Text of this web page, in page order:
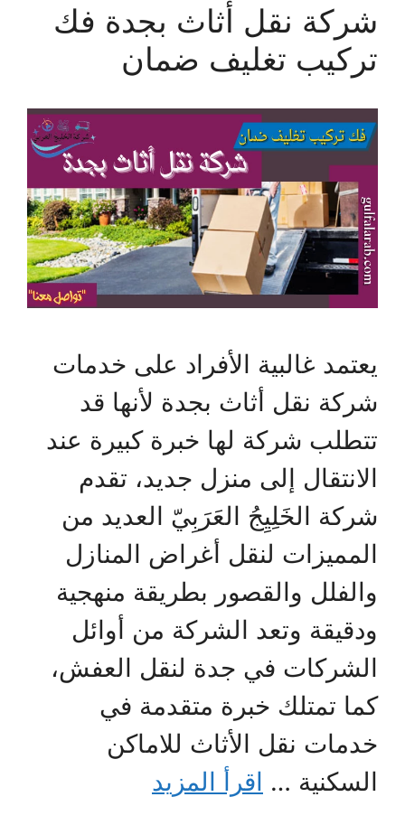
شركة نقل أثاث بجدة فك
تركيب تغليف ضمان
يعتمد غالبية الأفراد على خدمات
شركة نقل أثاث بجدة لأنها قد
تتطلب شركة لها خبرة كبيرة عند
الانتقال إلى منزل جديد، تقدم
شركة الخَلِيِجُ العَرَبِيّ العديد من
المميزات لنقل أغراض المنازل
والفلل والقصور بطريقة منهجية
ودقيقة وتعد الشركة من أوائل
الشركات في جدة لنقل العفش،
كما تمتلك خبرة متقدمة في
خدمات نقل الأثاث للاماكن
السكنية … اقرأ المزيد